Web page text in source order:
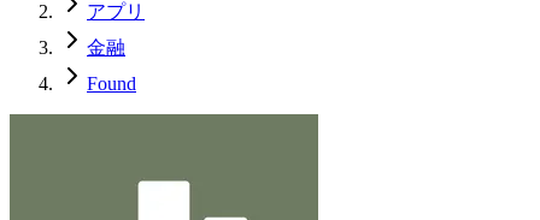
アプリ
金融
Found